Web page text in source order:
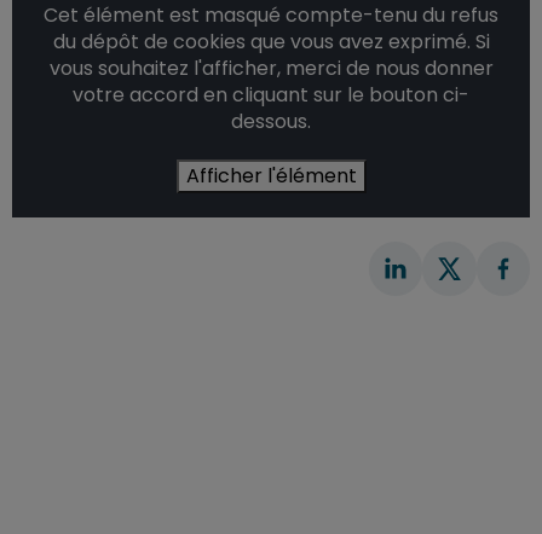
Cet élément est masqué compte-tenu du refus
du dépôt de cookies que vous avez exprimé. Si
vous souhaitez l'afficher, merci de nous donner
votre accord en cliquant sur le bouton ci-
dessous.
Afficher l'élément